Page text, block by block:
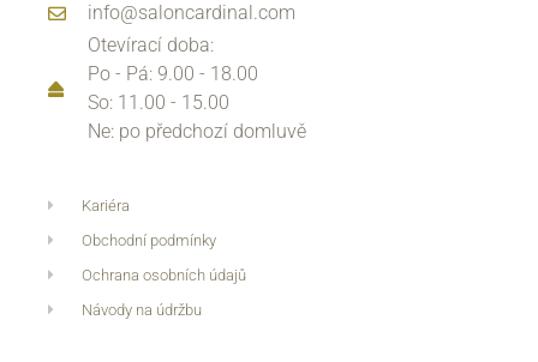
info@saloncardinal.com
Otevírací doba:
Po - Pá: 9.00 - 18.00
So: 11.00 - 15.00
Ne: po předchozí domluvě
Kariéra
Obchodní podmínky
Ochrana osobních údajů
Návody na údržbu